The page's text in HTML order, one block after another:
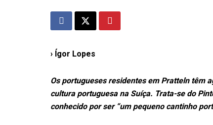
› Ígor Lopes
Os portugueses residentes em Pratteln têm
cultura portuguesa na Suíça. Trata-se do
conhecido por ser “um pequeno cantinho